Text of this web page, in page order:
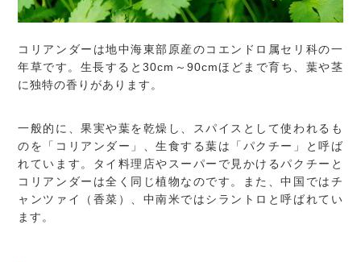
コリアンダーは地中海東部原産のコエンドロ属セリ科の一
年草です。生長すると30cm～90cmほどまで育ち、葉や茎
に独特の香りがあります。
一般的に、果実や葉を乾燥し、スパイスとして使われるも
のを「コリアンダー」、生食する葉は「パクチー」と呼ば
れています。タイ料理店やスーパーで見かけるパクチーと
コリアンダーは全く同じ植物なのです。また、中国ではチ
ャンツァイ（香菜）、中南米ではシラントロと呼ばれてい
ます。